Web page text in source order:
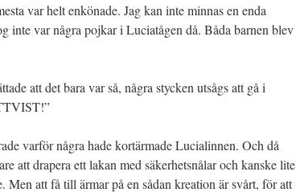
var helt enkönade. Jag kan inte minnas en enda
inte var några pojkar i Luciatågen då. Båda barnen blev
att det bara var så, några stycken utsågs att gå i
varför några hade kortärmade Lucialinnen. Och då
att drapera ett lakan med säkerhetsnålar och kanske lite
Men att få till ärmar på en sådan kreation är svårt, för att